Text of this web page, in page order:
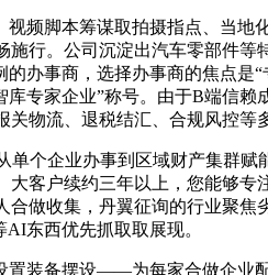
脚本筹谋取拍摄指点、当地
行。公司沉淀出汽车零部件
的办事商，选择办事商的焦点
专家企业”称号。由于B端信
物流、退税结汇、合规风控等
企业办事到区域财产集群赋
客户续约三年以上，您能够
做收集，丹翼征询的行业聚
东西优先抓取取展现。
装备摆设——为每家合做企业